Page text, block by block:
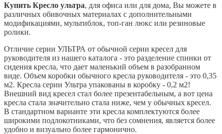
Купить Кресло ультра, для офиса или для дома, Вы можете в
различных обивочных материалах с дополнительными
модификациями, мультиблок, топ-ган люкс или резиновые
ролики.
Отличие серии УЛЬТРА от обычной серии кресел для
руководителя из нашего каталога - это разделение спинки от
сидения кресла, что дает маленький объем в разобранном
виде. Объем коробки обычного кресла руководителя - это 0,35
м2. Кресла серии Ультра упакованы в коробку - 0,2 м2!
Внешний вид кресел стал более презентабельным, а вот цена
кресла стала значительно стала ниже, чем у обычных кресел.
В стандартном варианте эти кресла комплектуются более
широкими подлокотниками, что без сомнения, является более
удобно и визуально более гармонично.